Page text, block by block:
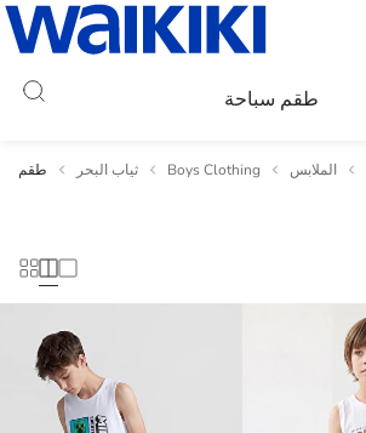
طقم سباحة
الملابس Boys Clothing ثياب البحر طقم